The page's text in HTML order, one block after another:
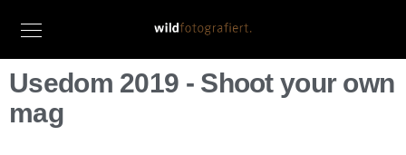
Usedom 2019 - Shoot your own
mag